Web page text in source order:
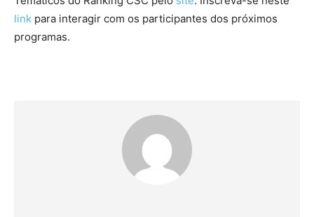
link para interagir com os participantes dos próximos
programas.